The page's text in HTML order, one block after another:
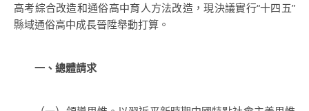
高考綜合改造和通俗高中育人方法改造，現決議實行“十四五”
縣域通俗高中成長晉陞舉動打算。
一、總體請求